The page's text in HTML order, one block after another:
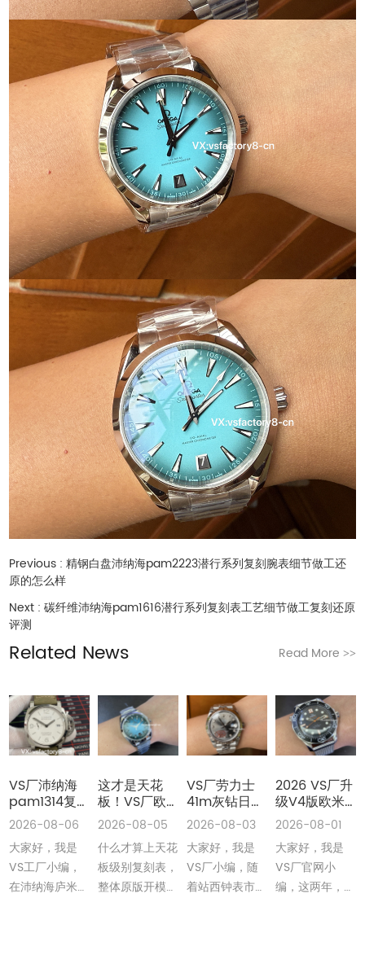
Previous :精钢白盘沛纳海pam2223潜行系列复刻腕表细节做工还
原的怎么样
Next :碳纤维沛纳海pam1616潜行系列复刻表工艺细节做工复刻还原
评测
Related News Read More >>
VS厂沛纳海
pam1314复
刻表是最高版
本吗评测
2026-08-06
大家好，我是
VS工厂小编，
在沛纳海庐米诺
这才是天花
板！VS厂欧
米茄41m海马
150米绿松石
丹东8900机
做工细节全解
析
2026-08-05
什么才算上天花
板级别复刻表，
整体原版开模开
VS厂劳力士
41m灰钻日志
丹东3235机
无卡度版本做
工细节值不值
得入手深度评
测
2026-08-03
大家好，我是
VS厂小编，随
着站西钟表市场
2026 VS厂升
级V4版欧米
茄海马300无
暇橙针丹东
8806机整体
外观还原细节
深度评测
2026-08-01
大家好，我是
VS厂官网小
编，这两年，